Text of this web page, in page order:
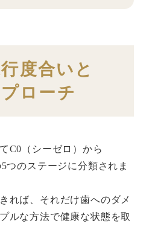
度合いと
ローチ
C0（シーゼロ）から
つのステージに分類されま
れば、それだけ歯へのダメ
ルな方法で健康な状態を取